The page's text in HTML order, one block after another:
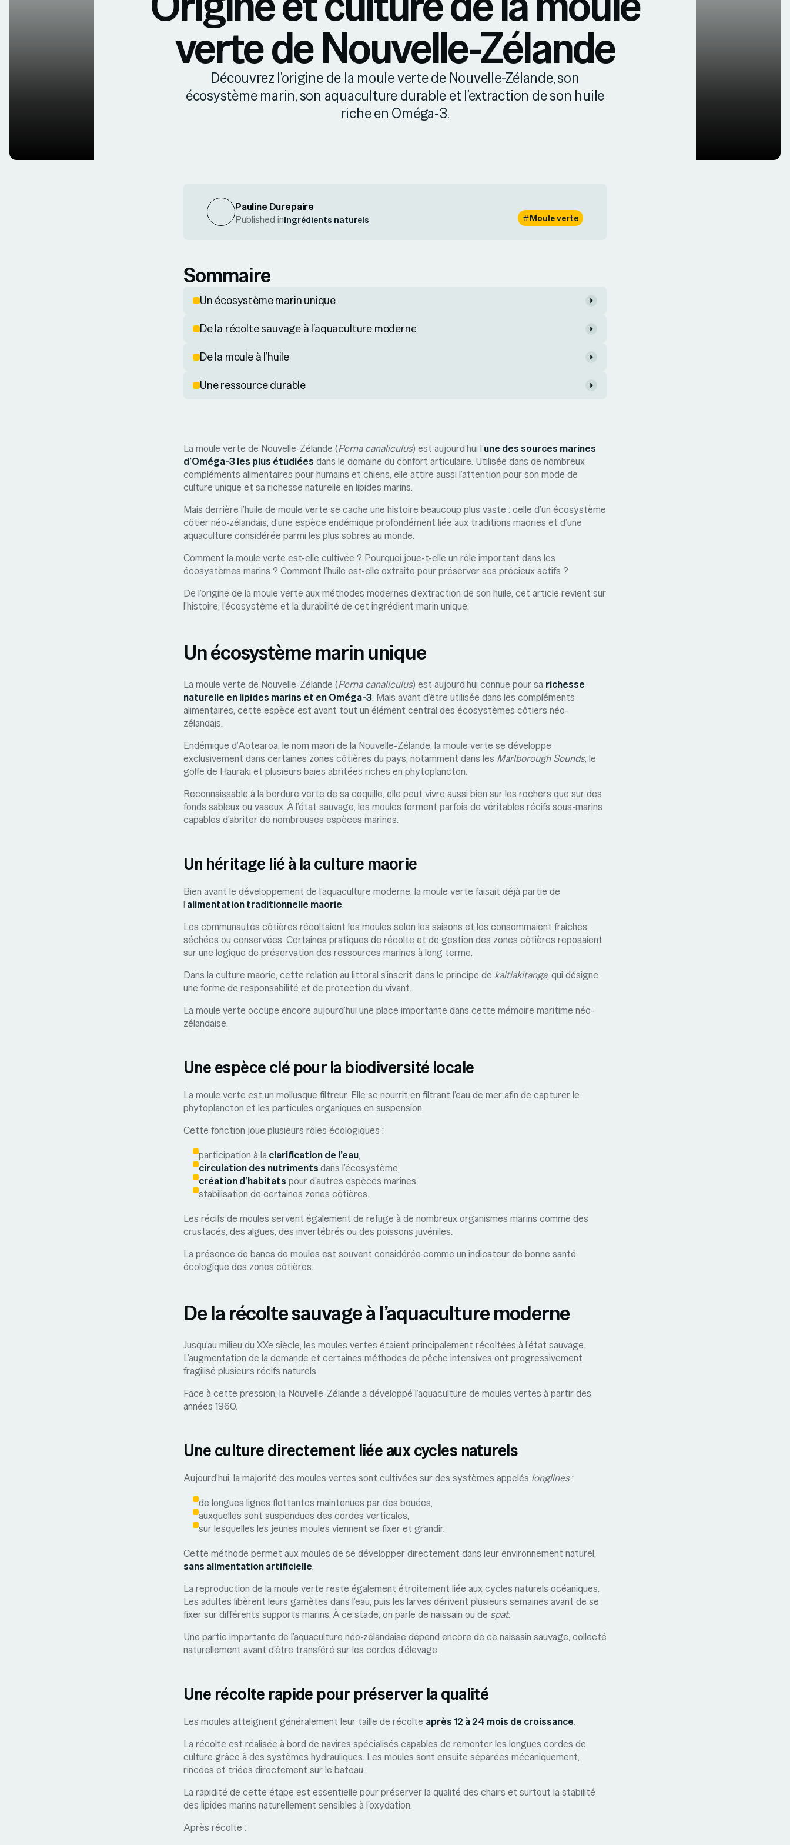
verte de Nouvelle-Zélande
Découvrez l’origine de la moule verte de Nouvelle-Zélande, son
écosystème marin, son aquaculture durable et l’extraction de son huile
riche en Oméga-3.
Pauline Durepaire
Published inIngrédients naturels Moule verte
Sommaire
Un écosystème marin unique
De la récolte sauvage à l’aquaculture moderne
De la moule à l’huile
Une ressource durable
La moule verte de Nouvelle-Zélande (Perna canaliculus) est aujourd’hui l’une des sources marines
d’Oméga-3 les plus étudiées dans le domaine du confort articulaire. Utilisée dans de nombreux
compléments alimentaires pour humains et chiens, elle attire aussi l’attention pour son mode de
culture unique et sa richesse naturelle en lipides marins.
Mais derrière l’huile de moule verte se cache une histoire beaucoup plus vaste : celle d’un écosystème
côtier néo-zélandais, d’une espèce endémique profondément liée aux traditions maories et d’une
aquaculture considérée parmi les plus sobres au monde.
Comment la moule verte est-elle cultivée ? Pourquoi joue-t-elle un rôle important dans les
écosystèmes marins ? Comment l’huile est-elle extraite pour préserver ses précieux actifs ?
De l’origine de la moule verte aux méthodes modernes d’extraction de son huile, cet article revient sur
l’histoire, l’écosystème et la durabilité de cet ingrédient marin unique.
Un écosystème marin unique
La moule verte de Nouvelle-Zélande (Perna canaliculus) est aujourd’hui connue pour sa richesse
naturelle en lipides marins et en Oméga-3. Mais avant d’être utilisée dans les compléments
alimentaires, cette espèce est avant tout un élément central des écosystèmes côtiers néo-
zélandais.
Endémique d’Aotearoa, le nom maori de la Nouvelle-Zélande, la moule verte se développe
exclusivement dans certaines zones côtières du pays, notamment dans les Marlborough Sounds, le
golfe de Hauraki et plusieurs baies abritées riches en phytoplancton.
Reconnaissable à la bordure verte de sa coquille, elle peut vivre aussi bien sur les rochers que sur des
fonds sableux ou vaseux. À l’état sauvage, les moules forment parfois de véritables récifs sous-marins
capables d’abriter de nombreuses espèces marines.
Un héritage lié à la culture maorie
Bien avant le développement de l’aquaculture moderne, la moule verte faisait déjà partie de
l’alimentation traditionnelle maorie.
Les communautés côtières récoltaient les moules selon les saisons et les consommaient fraîches,
séchées ou conservées. Certaines pratiques de récolte et de gestion des zones côtières reposaient
sur une logique de préservation des ressources marines à long terme.
Dans la culture maorie, cette relation au littoral s’inscrit dans le principe de kaitiakitanga, qui désigne
une forme de responsabilité et de protection du vivant.
La moule verte occupe encore aujourd’hui une place importante dans cette mémoire maritime néo-
zélandaise.
Une espèce clé pour la biodiversité locale
La moule verte est un mollusque filtreur. Elle se nourrit en filtrant l’eau de mer afin de capturer le
phytoplancton et les particules organiques en suspension.
Cette fonction joue plusieurs rôles écologiques :
participation à laclarification de l’eau,
circulation des nutrimentsdans l’écosystème,
création d’habitats pour d’autres espèces marines,
stabilisation de certaines zones côtières.
Les récifs de moules servent également de refuge à de nombreux organismes marins comme des
crustacés, des algues, des invertébrés ou des poissons juvéniles.
La présence de bancs de moules est souvent considérée comme un indicateur de bonne santé
écologique des zones côtières.
De la récolte sauvage à l’aquaculture moderne
Jusqu’au milieu du XXe siècle, les moules vertes étaient principalement récoltées à l’état sauvage.
L’augmentation de la demande et certaines méthodes de pêche intensives ont progressivement
fragilisé plusieurs récifs naturels.
Face à cette pression, la Nouvelle-Zélande a développé l’aquaculture de moules vertes à partir des
années 1960.
Une culture directement liée aux cycles naturels
Aujourd’hui, la majorité des moules vertes sont cultivées sur des systèmes appelés longlines:
de longues lignes flottantes maintenues par des bouées,
auxquelles sont suspendues des cordes verticales,
sur lesquelles les jeunes moules viennent se fixer et grandir.
Cette méthode permet aux moules de se développer directement dans leur environnement naturel,
sans alimentation artificielle.
La reproduction de la moule verte reste également étroitement liée aux cycles naturels océaniques.
Les adultes libèrent leurs gamètes dans l’eau, puis les larves dérivent plusieurs semaines avant de se
fixer sur différents supports marins. À ce stade, on parle de naissain ou de spat.
Une partie importante de l’aquaculture néo-zélandaise dépend encore de ce naissain sauvage, collecté
naturellement avant d’être transféré sur les cordes d’élevage.
Une récolte rapide pour préserver la qualité
Les moules atteignent généralement leur taille de récolte après 12 à 24 mois de croissance.
La récolte est réalisée à bord de navires spécialisés capables de remonter les longues cordes de
culture grâce à des systèmes hydrauliques. Les moules sont ensuite séparées mécaniquement,
rincées et triées directement sur le bateau.
La rapidité de cette étape est essentielle pour préserver la qualité des chairs et surtout la stabilité
des lipides marins naturellement sensibles à l’oxydation.
Après récolte :